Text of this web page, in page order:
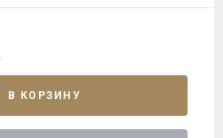
В КОРЗИНУ